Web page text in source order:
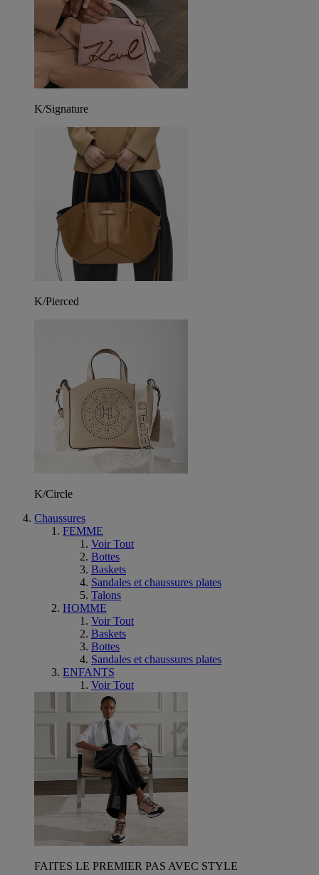
K/Signature
K/Pierced
K/Circle
Chaussures
FEMME
Voir Tout
Bottes
Baskets
Sandales et chaussures plates
Talons
HOMME
Voir Tout
Baskets
Bottes
Sandales et chaussures plates
ENFANTS
Voir Tout
FAITES LE PREMIER PAS AVEC STYLE